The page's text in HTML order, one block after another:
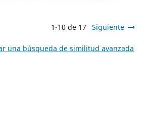
1-10 de 17 Siguiente
una búsqueda de similitud avanzada